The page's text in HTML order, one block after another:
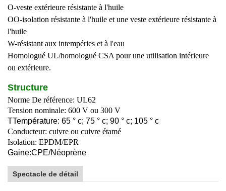
O-veste extérieure résistante à l'huile
OO-isolation résistante à l'huile et une veste extérieure résistante à
l'huile
W-résistant aux intempéries et à l'eau
Homologué UL/homologué CSA pour une utilisation intérieure
ou extérieure.
Structure
Norme De référence: UL62
Tension nominale: 600 V ou 300 V
TTempérature: 65 ° c; 75 ° c; 90 ° c; 105 ° c
Conducteur: cuivre ou cuivre étamé
Isolation: EPDM/EPR
Gaine:CPE/Néoprène
Spectacle de détail